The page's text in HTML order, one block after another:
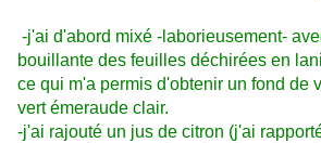
-j'ai d'abord mixé -laborieusement-
bouillante des feuilles déchirées en
ce qui m'a permis d'obtenir un fond de
vert émeraude clair.
-j'ai rajouté un jus de citron (j'ai